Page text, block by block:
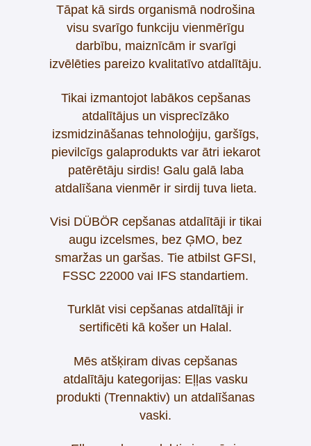
Tāpat kā sirds organismā nodrošina
visu svarīgo funkciju vienmērīgu
darbību, maiznīcām ir svarīgi
izvēlēties pareizo kvalitatīvo atdalītāju.
Tikai izmantojot labākos cepšanas
atdalītājus un visprecīzāko
izsmidzināšanas tehnoloģiju, garšīgs,
pievilcīgs galaprodukts var ātri iekarot
patērētāju sirdis! Galu galā laba
atdalīšana vienmēr ir sirdij tuva lieta.
Visi DÜBÖR cepšanas atdalītāji ir tikai
augu izcelsmes, bez ĢMO, bez
smaržas un garšas. Tie atbilst GFSI,
FSSC 22000 vai IFS standartiem.
Turklāt visi cepšanas atdalītāji ir
sertificēti kā košer un Halal.
Mēs atšķiram divas cepšanas
atdalītāju kategorijas: Eļļas vasku
produkti (Trennaktiv) un atdalīšanas
vaski.